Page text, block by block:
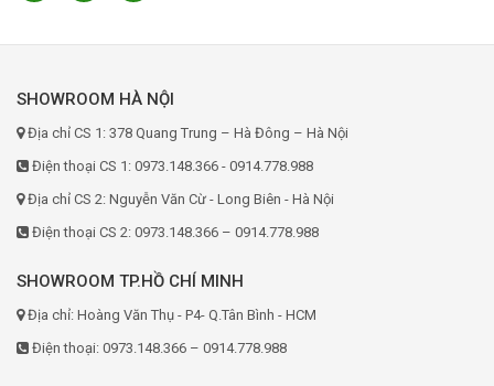
SHOWROOM HÀ NỘI
Địa chỉ CS 1: 378 Quang Trung – Hà Đông – Hà Nội
Điện thoại CS 1: 0973.148.366 - 0914.778.988
Địa chỉ CS 2: Nguyễn Văn Cừ - Long Biên - Hà Nội
Điện thoại CS 2: 0973.148.366 – 0914.778.988
SHOWROOM TP.HỒ CHÍ MINH
Địa chỉ: Hoàng Văn Thụ - P4- Q.Tân Bình - HCM
Điện thoại: 0973.148.366 – 0914.778.988